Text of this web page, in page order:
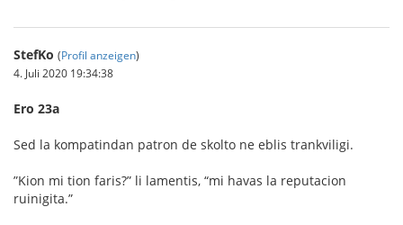
StefKo (Profil anzeigen)
4. Juli 2020 19:34:38
Ero 23a
Sed la kompatindan patron de skolto ne eblis trankviligi.
”Kion mi tion faris?” li lamentis, “mi havas la reputacion
ruinigita.”